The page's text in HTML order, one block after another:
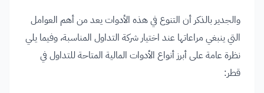
والجدير بالذكر أن التنوع في هذه الأدوات يعد من أهم العوامل
التي ينبغي مراعاتها عند اختيار شركة التداول المناسبة، وفيما يلي
نظرة عامة على أبرز أنواع الأدوات المالية المتاحة للتداول في
قطر: